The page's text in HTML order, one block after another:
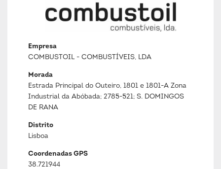
Empresa
COMBUSTOIL - COMBUSTÍVEIS, LDA
Morada
Estrada Principal do Outeiro, 1801 e 1801-A Zona
Industrial da Abóbada; 2785-521; S. DOMINGOS
DE RANA
Distrito
Lisboa
Coordenadas GPS
38.721944